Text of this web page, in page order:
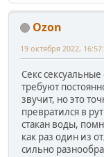
Ozon
19 октября 2022,
Секс
требуют
звучит, но это
превратился в
стакан воды,
как раз один из
сильно